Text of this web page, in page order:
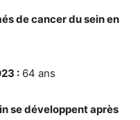
de cancer du sein en
: 64 ans
se développent après